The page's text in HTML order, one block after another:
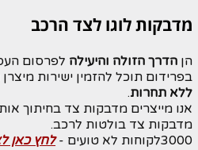
מדבקות לוגו לצד הרכב
הן הדרך הזולה והיעילה לפרסום
בפרידום תוכל להזמין ישירות
ללא תחרות.
אנו מייצרים מדבקות צד בחיתוך
מדבקות צד בולטות לרכב.
3000לקוחות לא טועים -לחץ כאן